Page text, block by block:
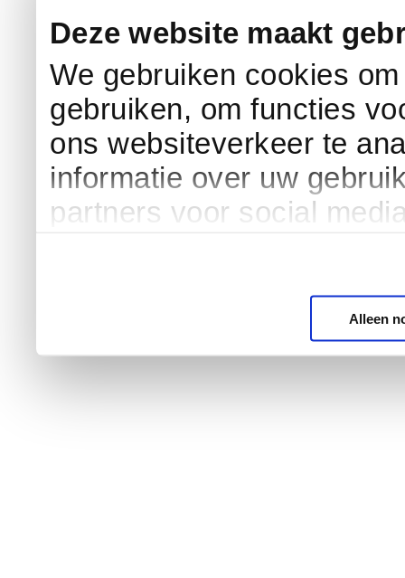
Deze website maakt
We gebruiken cookies
gebruiken, om functies
ons websiteverkeer te
informatie over uw
partners voor social
Alleen